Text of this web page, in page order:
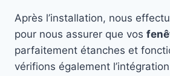
Après l’installation, nous
pour nous assurer que vos
parfaitement étanches et
vérifions également